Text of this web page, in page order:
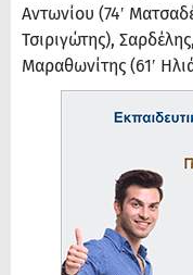
Αντωνίου (74′
Τσιριγώτης),
Μαραθωνίτης (61′